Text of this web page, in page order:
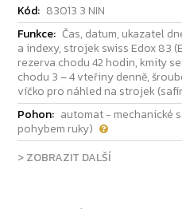
Kód: 83013 3 NIN
Funkce: Čas, datum, ukazatel
a indexy, strojek swiss Edox 83
rezerva chodu 42 hodin, kmity
chodu 3 – 4 vteřiny denně,
víčko pro náhled na strojek
Pohon: automat - mechanické
pohybem ruky)
> ZOBRAZIT DALŠÍ